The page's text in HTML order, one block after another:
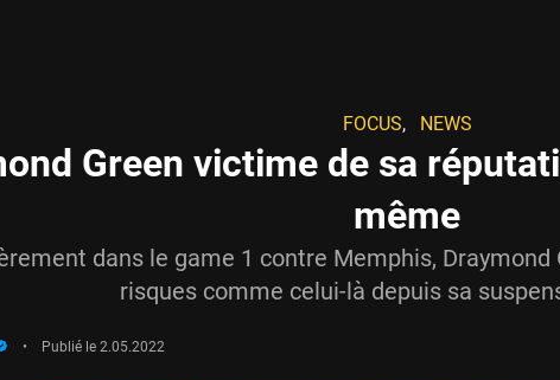
FOCUS, NEWS
Green victime de sa
même
dans le game 1 contre Memphis,
risques comme celui-là depuis sa
• Publié le 2.05.2022